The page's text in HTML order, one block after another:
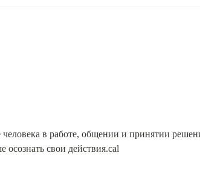
человека в работе, общении и принятии
осознать свои действия.cal